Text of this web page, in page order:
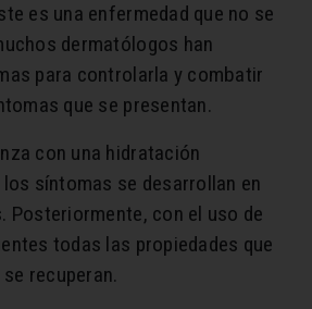
es una enfermedad que no se
dermatólogos han
para controlarla y combatir
que se presentan.
con una hidratación
los síntomas se desarrollan en
Posteriormente, con el uso de
todas las propiedades que
recuperan.